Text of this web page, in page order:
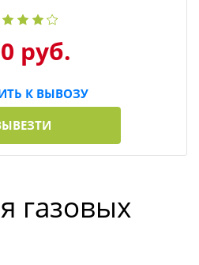
руб.
К ВЫВОЗУ
газовых